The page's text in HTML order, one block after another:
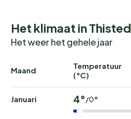
Het klimaat in Thisted
Het weer het gehele jaar
Maand
Temperatuur
(°C)
Januari 4°/0°